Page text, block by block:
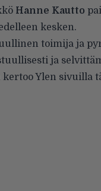
Hanne Kautto
kesken.
toimija ja
ja
kertoo Ylen sivuilla